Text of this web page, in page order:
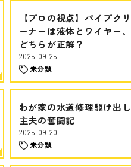
【プロの視点】パイプクリ
ーナーは液体とワイヤー、
どちらが正解？
2025.09.25
未分類
わが家の水道修理駆け出し
主夫の奮闘記
2025.09.20
未分類